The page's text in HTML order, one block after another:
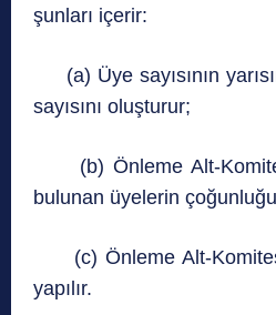
şunları içerir:
(a) Üye sayısının
sayısını oluşturur;
(b) Önleme Alt-
bulunan üyelerin
(c) Önleme Alt-
yapılır.